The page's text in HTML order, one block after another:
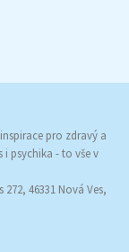
pro zdravý a
psychika - to vše v
46331 Nová Ves,